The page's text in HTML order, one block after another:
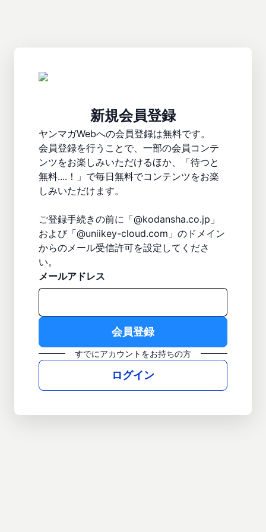
新規会員登録
ヤンマガWebへの会員登録は無料です。
会員登録を行うことで、一部の会員コンテ
ンツをお楽しみいただけるほか、「待つと
無料....！」で毎日無料でコンテンツをお楽
しみいただけます。
ご登録手続きの前に「@kodansha.co.jp」
および「@uniikey-cloud.com」のドメイン
からのメール受信許可を設定してくださ
い。
メールアドレス
すでにアカウントをお持ちの方